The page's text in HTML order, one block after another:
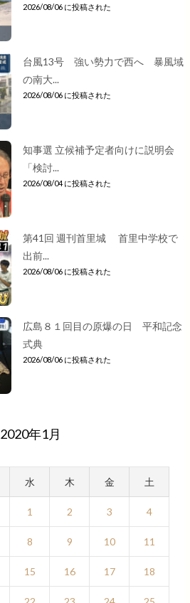
2026/08/06 に投稿された
台風13号 強い勢力で西へ 暴風域
の南大...
2026/08/06 に投稿された
知事選 立候補予定者向けに説明会
「検討...
2026/08/04 に投稿された
第41回 週刊首里城 首里中学校で
出前...
2026/08/06 に投稿された
広島８１回目の原爆の日 平和記念
式典
2026/08/06 に投稿された
2020年1月
水 木 金 土
1 2 3 4
8 9 10 11
15 16 17 18